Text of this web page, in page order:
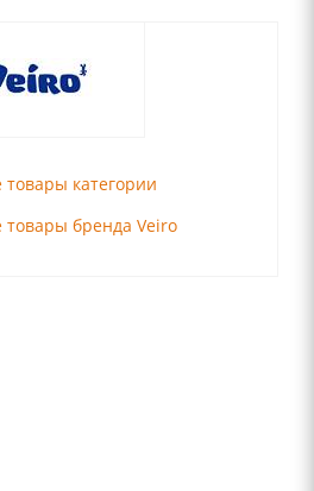
товары категории
товары бренда Veiro